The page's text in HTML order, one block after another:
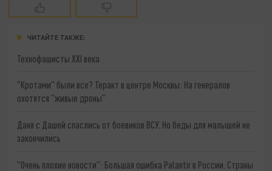
ЧИТАЙТЕ ТАКЖЕ:
Технофашисты XXI века
"Кротами" были все? Теракт в центре Москвы: На генералов
охотятся "живые дроны"
Даня с Дашей спаслись от боевиков ВСУ. Но беды для малышей не
закончились
"Очень плохие новости": Большая ошибка Palantir в России. Страны